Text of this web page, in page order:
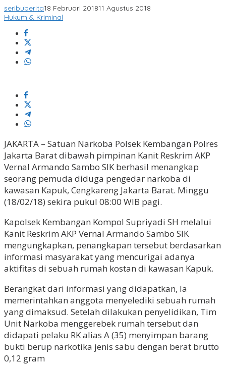
seribuberita18 Februari 201811 Agustus 2018
Hukum & Kriminal
JAKARTA – Satuan Narkoba Polsek Kembangan Polres
Jakarta Barat dibawah pimpinan Kanit Reskrim AKP
Vernal Armando Sambo SIK berhasil menangkap
seorang pemuda diduga pengedar narkoba di
kawasan Kapuk, Cengkareng Jakarta Barat. Minggu
(18/02/18) sekira pukul 08:00 WIB pagi.
Kapolsek Kembangan Kompol Supriyadi SH melalui
Kanit Reskrim AKP Vernal Armando Sambo SIK
mengungkapkan, penangkapan tersebut berdasarkan
informasi masyarakat yang mencurigai adanya
aktifitas di sebuah rumah kostan di kawasan Kapuk.
Berangkat dari informasi yang didapatkan, Ia
memerintahkan anggota menyelediki sebuah rumah
yang dimaksud. Setelah dilakukan penyelidikan, Tim
Unit Narkoba menggerebek rumah tersebut dan
didapati pelaku RK alias A (35) menyimpan barang
bukti berup narkotika jenis sabu dengan berat brutto
0,12 gram